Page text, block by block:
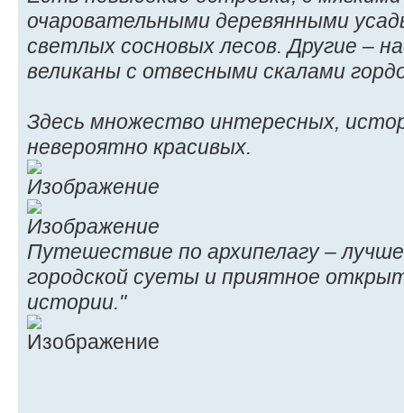
очаровательными деревянными
светлых сосновых лесов. Другие –
великаны с отвесными скалами
Здесь множество интересных,
невероятно красивых.
Путешествие по архипелагу –
городской суеты и приятное
истории."